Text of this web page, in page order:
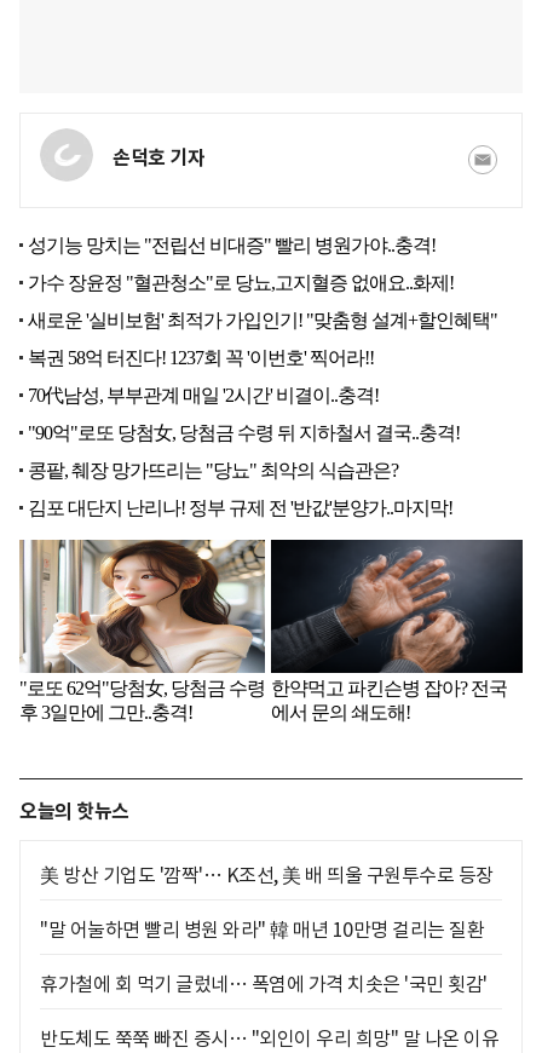
손덕호 기자
오늘의 핫뉴스
美 방산 기업도 '깜짝'… K조선, 美 배 띄울 구원투수로 등장
"말 어눌하면 빨리 병원 와라" 韓 매년 10만명 걸리는 질환
휴가철에 회 먹기 글렀네… 폭염에 가격 치솟은 '국민 횟감'
반도체도 쭉쭉 빠진 증시… "외인이 우리 희망" 말 나온 이유